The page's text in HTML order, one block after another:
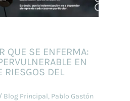
QUE SE ENFERMA:
EN
RIESGOS DEL
/ Blog Principal, Pablo Gastón